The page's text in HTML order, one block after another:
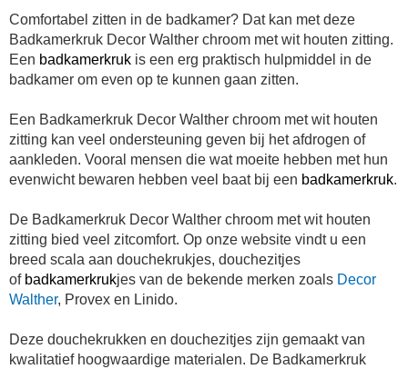
Comfortabel zitten in de badkamer? Dat kan met deze
Badkamerkruk Decor Walther chroom met wit houten zitting.
Een badkamerkruk is een erg praktisch hulpmiddel in de
badkamer om even op te kunnen gaan zitten.
Een Badkamerkruk Decor Walther chroom met wit houten
zitting kan veel ondersteuning geven bij het afdrogen of
aankleden. Vooral mensen die wat moeite hebben met hun
evenwicht bewaren hebben veel baat bij een badkamerkruk.
De Badkamerkruk Decor Walther chroom met wit houten
zitting bied veel zitcomfort. Op onze website vindt u een
breed scala aan douchekrukjes, douchezitjes
of badkamerkrukjes van de bekende merken zoals Decor
Walther, Provex en Linido.
Deze douchekrukken en douchezitjes zijn gemaakt van
kwalitatief hoogwaardige materialen. De Badkamerkruk